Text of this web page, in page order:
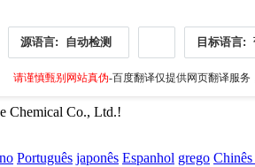
源语言: 自动检测 目标语言:
请谨慎甄别网站真伪-百度翻译仅提供网页翻译服务